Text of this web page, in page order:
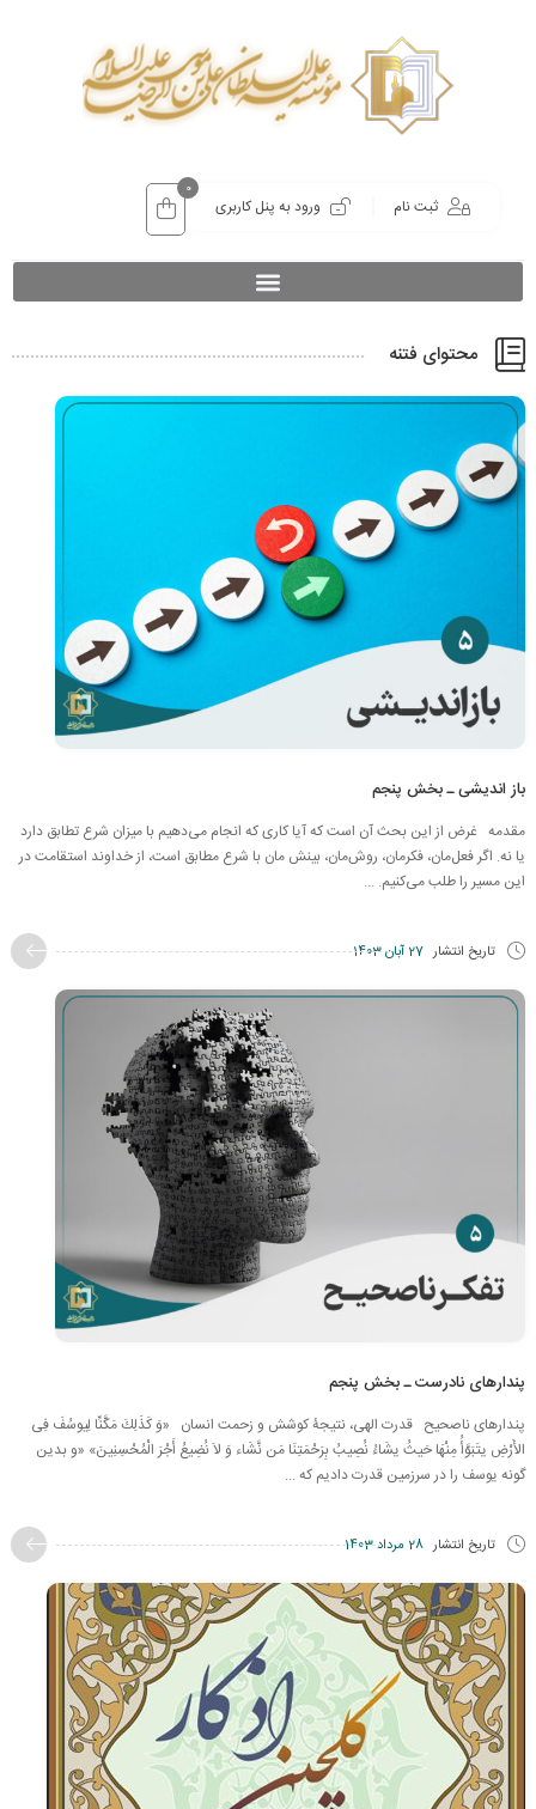
ثبت نام ورود به پنل کاربری
0
محتوای فتنه
باز اندیشی ـ بخش پنجم
مقدمه غرض از این بحث آن است که آیا کاری که انجام می‌دهیم با میزان شرع تطابق دارد
یا نه. اگر فعل‌مان، فکرمان، روش‌مان، بینش مان با شرع مطابق است، از خداوند استقامت در
این مسیر را طلب می‌کنیم. ...
تاریخ انتشار 27 آبان 1403
پندارهای نادرست ـ بخش پنجم
پندارهای ناصحیح قدرت الهی، نتیجۀ کوشش و زحمت انسان «وَ كَذَلِكَ مَكَّنِّا لِیوسُفَ فِی
الأَرْضِ یتَبَوَّأُ مِنْهَا حَیثُ یشَاءُ نُصِیبُ بِرَحْمَتِنَا مَن نَّشَاء وَ لاَ نُضِیعُ أَجْرَ الْمُحْسِنِینَ» «و بدین
گونه یوسف را در سرزمین قدرت دادیم كه ...
تاریخ انتشار 28 مرداد 1403